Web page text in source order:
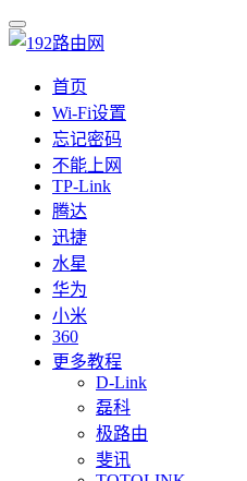
首页
Wi-Fi设置
忘记密码
不能上网
TP-Link
腾达
迅捷
水星
华为
小米
360
更多教程
D-Link
磊科
极路由
斐讯